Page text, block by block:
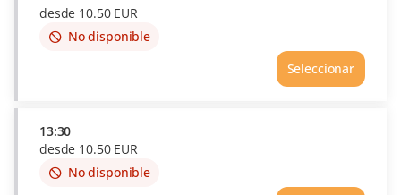
desde 10.50 EUR
No disponible
Seleccionar
13:30
desde 10.50 EUR
No disponible